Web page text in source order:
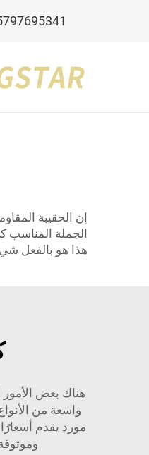
إن الحقيبة
الجملة المناسب
هذا هو بالفعل
هناك بعض الأمور
واسعة من
مورد يقدم